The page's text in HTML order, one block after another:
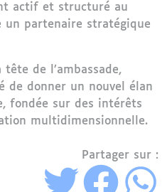
actif et structuré au
un partenaire stratégique
de l’ambassade,
de donner un nouvel élan
fondée sur des intérêts
multidimensionnelle.
Partager sur :